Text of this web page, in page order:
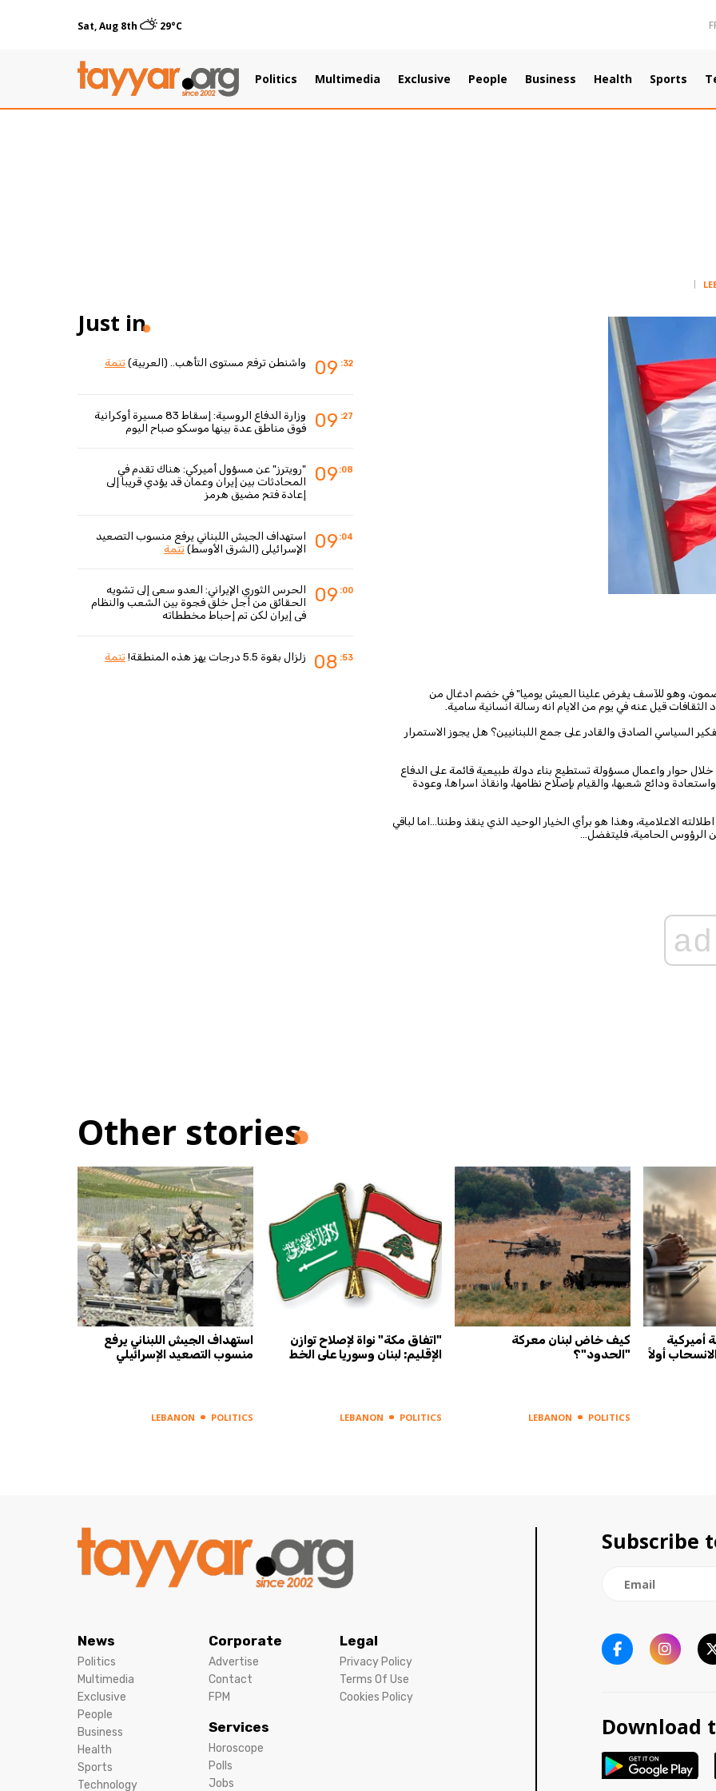
Sat, Aug 8th 29°C
Politics Multimedia Exclusive People Business Health Sports
وهو للآسف يفرض علينا العيش يوميا" في خضم ادغال من
قيل عنه في يوم من الايام انه رسالة انسانية سامية.
السياسي الصادق والقادر على جمع اللبنانيين؟ هل يجوز الاستمرار
حوار واعمال مسؤولة تستطيع بناء دولة طبيعية قائمة على الدفاع
ودائع شعبها، والقيام بإصلاح نظامها، وانقاذ اسراها، وعودة
الاعلامية، وهذا هو برأي الخيار الوحيد الذي ينقذ وطننا...اما لباقي
الحامية، فليتفضل...
ad
Just in
09 :32 واشنطن ترفع مستوى التأهب.. (العربية)تتمة
09 :27
وزارة الدفاع الروسية: إسقاط 83 مسيرة أوكرانية
فوق مناطق عدة بينها موسكو صباح اليوم
09 :08
"رويترز" عن مسؤول أميركي: هناك تقدم في
المحادثات بين إيران وعمان قد يؤدي قريبا إلى
إعادة فتح مضيق هرمز
09 :04
استهداف الجيش اللبناني يرفع منسوب التصعيد
الإسرائيلي (الشرق الأوسط)تتمة
09 :00
الحرس الثوري الإيراني: العدو سعى إلى تشويه
الحقائق من أجل خلق فجوة بين الشعب والنظام
في إيران لكن تم إحباط مخططاته
08 :53 زلزال بقوة 5.5 درجات يهز هذه المنطقة! تتمة
Other stories
استهداف الجيش اللبناني يرفع
منسوب التصعيد الإسرائيلي
LEBANON POLITICS
"اتفاق مكة" نواة لإصلاح توازن
الإقليم: لبنان وسوريا على الخط
LEBANON POLITICS
كيف خاض لبنان معركة
"الحدود"؟
LEBANON POLITICS
أميركية
News
Politics
Multimedia
Exclusive
People
Business
Health
Sports
Technology
Corporate
Advertise
Contact
FPM
Services
Horoscope
Polls
Jobs
Legal
Privacy Policy
Terms Of Use
Cookies Policy
Subscribe
Download